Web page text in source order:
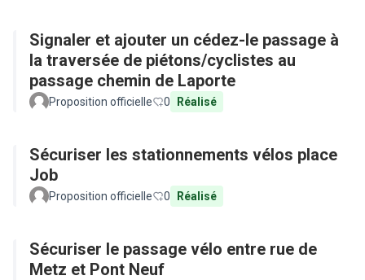
Signaler et ajouter un cédez-le passage à
la traversée de piétons/cyclistes au
passage chemin de Laporte
Proposition officielle 0 Réalisé
Sécuriser les stationnements vélos place
Job
Proposition officielle 0 Réalisé
Sécuriser le passage vélo entre rue de
Metz et Pont Neuf